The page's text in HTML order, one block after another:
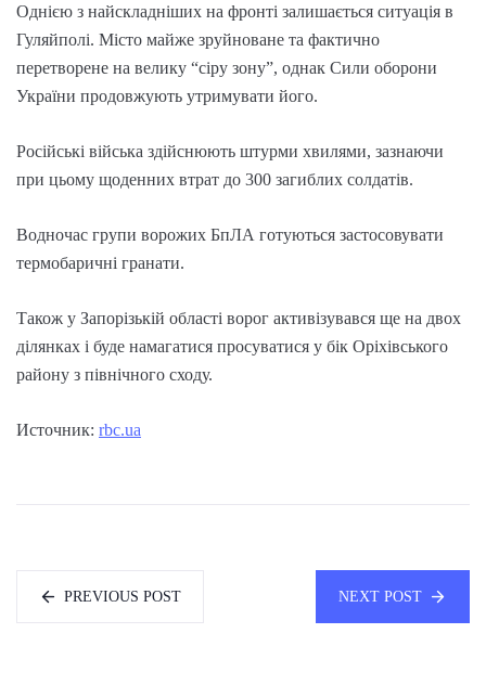
Однією з найскладніших на фронті залишається ситуація в
Гуляйполі. Місто майже зруйноване та фактично
перетворене на велику “сіру зону”, однак Сили оборони
України продовжують утримувати його.
Російські війська здійснюють штурми хвилями, зазнаючи
при цьому щоденних втрат до 300 загиблих солдатів.
Водночас групи ворожих БпЛА готуються застосовувати
термобаричні гранати.
Також у Запорізькій області ворог активізувався ще на двох
ділянках і буде намагатися просуватися у бік Оріхівського
району з північного сходу.
Источник: rbc.ua
PREVIOUS POST NEXT POST